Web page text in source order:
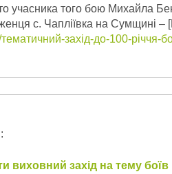
учасника того бою Михайла
с. Чапліївка на Сумщині –
захід-до-100-річчя-
виховний захід на тему боїв